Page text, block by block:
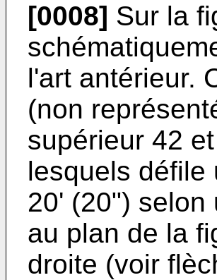
[0008] Sur la
l'art antérieur.
(non
supérieur 42
lesquels défile
20' (20")
au plan de la
droite (voir